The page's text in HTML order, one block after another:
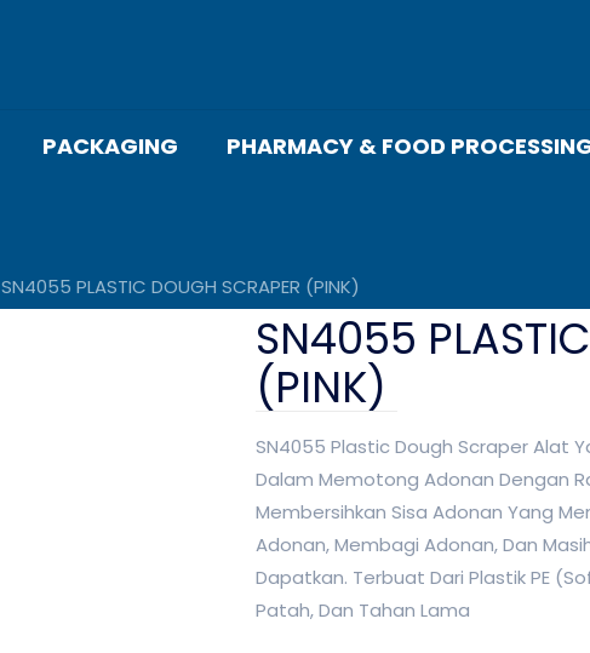
PACKAGING PHARMACY & FOOD
SN4055 PLASTIC DOUGH SCRAPER (PINK)
SN4055
(PINK)
SN4055 Plastic Dough Scraper Alat
Dalam Memotong Adonan Dengan
Membersihkan Sisa Adonan Yang
Adonan, Membagi Adonan, Dan
Dapatkan. Terbuat Dari Plastik PE
Patah, Dan Tahan Lama